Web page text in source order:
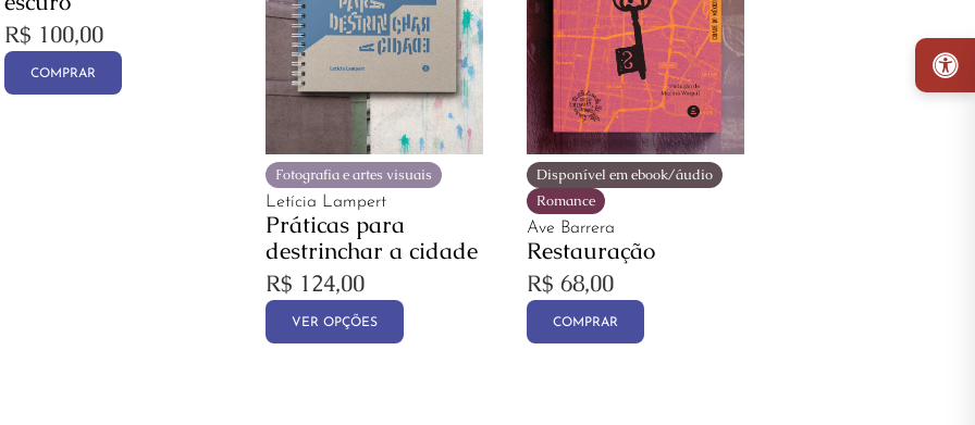
R$ 100,00
COMPRAR
Fotografia e artes visuais
Letícia Lampert
Práticas para
destrinchar a cidade
R$ 124,00
VER OPÇÕES
Disponível em ebook/áudio
Romance
Ave Barrera
Restauração
R$ 68,00
COMPRAR